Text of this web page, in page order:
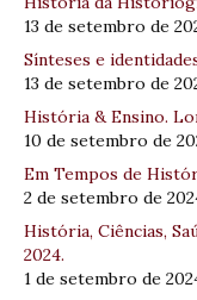
13 de setembro de
Sínteses e
13 de setembro de
História & Ensino.
10 de setembro de
Em Tempos de
2 de setembro de
História, Ciências,
2024.
1 de setembro de